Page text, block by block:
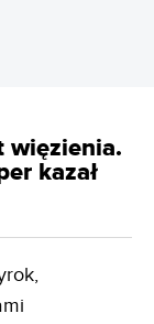
więzienia.
kazał